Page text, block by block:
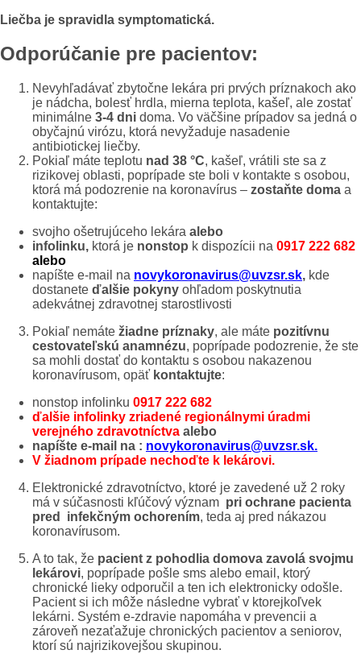
Liečba je spravidla symptomatická.
Odporúčanie pre pacientov:
Nevyhľadávať zbytočne lekára pri prvých príznakoch ako
je nádcha, bolesť hrdla, mierna teplota, kašeľ, ale zostať
minimálne 3-4 dni doma. Vo väčšine prípadov sa jedná o
obyčajnú virózu, ktorá nevyžaduje nasadenie
antibiotickej liečby.
Pokiaľ máte teplotu nad 38 °C, kašeľ, vrátili ste sa z
rizikovej oblasti, poprípade ste boli v kontakte s osobou,
ktorá má podozrenie na koronavírus – zostaňte doma a
kontaktujte:
svojho ošetrujúceho lekára alebo
infolinku, ktorá je nonstop k dispozícii na 0917 222 682
alebo
napíšte e-mail na novykoronavirus@uvzsr.sk, kde
dostanete ďalšie pokyny ohľadom poskytnutia
adekvátnej zdravotnej starostlivosti
Pokiaľ nemáte žiadne príznaky, ale máte pozitívnu
cestovateľskú anamnézu, poprípade podozrenie, že ste
sa mohli dostať do kontaktu s osobou nakazenou
koronavírusom, opäť kontaktujte:
nonstop infolinku 0917 222 682
ďalšie infolinky zriadené regionálnymi úradmi
verejného zdravotníctva alebo
napíšte e-mail na : novykoronavirus@uvzsr.sk.
V žiadnom prípade nechoďte k lekárovi.
Elektronické zdravotníctvo, ktoré je zavedené už 2 roky
má v súčasnosti kľúčový význam pri ochrane pacienta
pred infekčným ochorením, teda aj pred nákazou
koronavírusom.
A to tak, že pacient z pohodlia domova zavolá svojmu
lekárovi, poprípade pošle sms alebo email, ktorý
chronické lieky odporučil a ten ich elektronicky odošle.
Pacient si ich môže následne vybrať v ktorejkoľvek
lekárni. Systém e-zdravie napomáha v prevencii a
zároveň nezaťažuje chronických pacientov a seniorov,
ktorí sú najrizikovejšou skupinou.